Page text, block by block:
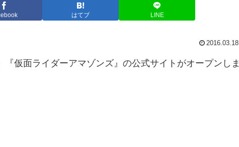
はてブ LINE
2016.03.18
仮面ライダーアマゾンズ』の公式サイトがオープンしま